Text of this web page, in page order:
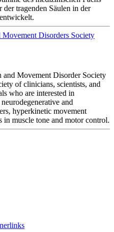
tragenden Säulen in der
Disorders Society
and Movement Disorder Society
of clinicians, scientists, and
who are interested in
and
hyperkinetic movement
in muscle tone and motor control.